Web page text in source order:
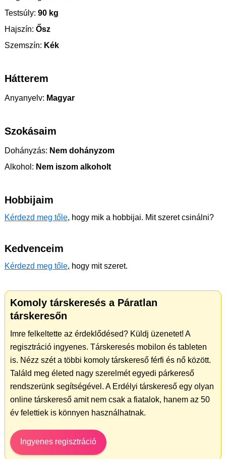
Testsúly: 90 kg
Hajszín: Ősz
Szemszín: Kék
Hátterem
Anyanyelv: Magyar
Szokásaim
Dohányzás: Nem dohányzom
Alkohol: Nem iszom alkoholt
Hobbijaim
Kérdezd meg tőle, hogy mik a hobbijai. Mit szeret csinálni?
Kedvenceim
Kérdezd meg tőle, hogy mit szeret.
Komoly társkeresés a Páratlan
társkeresőn
Imre felkeltette az érdeklődésed? Küldj üzenetet! A
regisztráció ingyenes. Társkeresés mobilon és tableten
is. Nézz szét a többi komoly társkereső férfi és nő között.
Találd meg életed nagy szerelmét egyedi párkereső
rendszerünk segítségével. A Erdélyi társkereső egy olyan
online társkereső amit nem csak a fiatalok, hanem az 50
év felettiek is könnyen használhatnak.
Ingyenes regisztráció